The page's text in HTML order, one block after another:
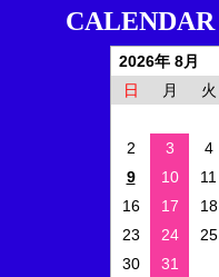
CALENDAR
2026年 8月
日
月 火
2
3 4
9
10 11
16
17 18
23
24 25
30
31